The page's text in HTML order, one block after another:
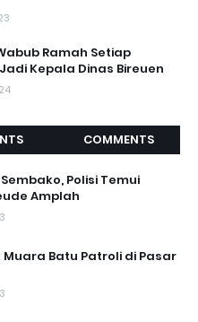
Ramah Setiap
Kepala Dinas Bireuen
COMMENTS
Polisi Temui
Amplah
Muara Batu Patroli di Pasar